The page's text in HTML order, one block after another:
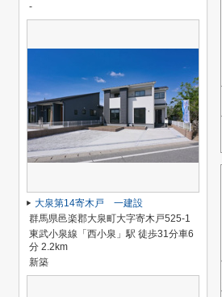
-
大泉第14寄木戸 一建設
群馬県邑楽郡大泉町大字寄木戸525-1
東武小泉線「西小泉」駅 徒歩31分車6
分 2.2km
新築